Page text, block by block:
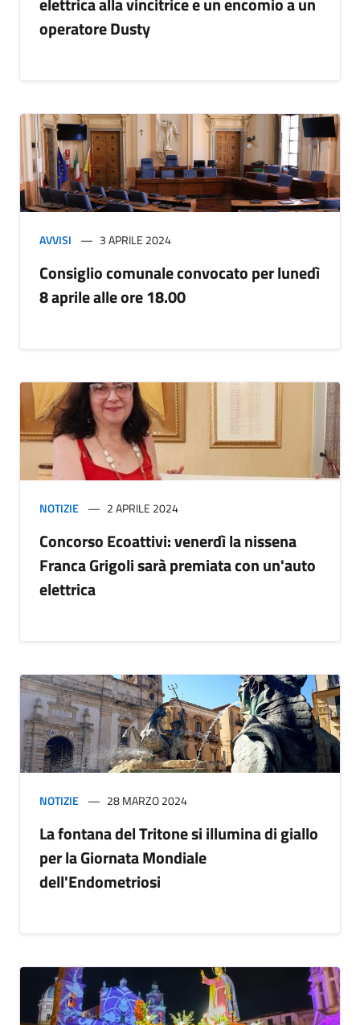
operatore Dusty
AVVISI 3 APRILE 2024
Consiglio comunale convocato per lunedì
8 aprile alle ore 18.00
NOTIZIE 2 APRILE 2024
Concorso Ecoattivi: venerdì la nissena
Franca Grigoli sarà premiata con un'auto
elettrica
NOTIZIE 28 MARZO 2024
La fontana del Tritone si illumina di giallo
per la Giornata Mondiale
dell'Endometriosi